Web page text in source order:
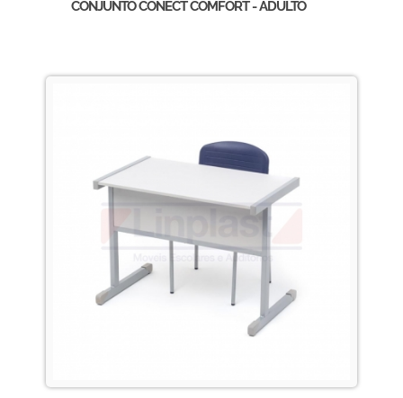
CONJUNTO CONECT COMFORT - ADULTO